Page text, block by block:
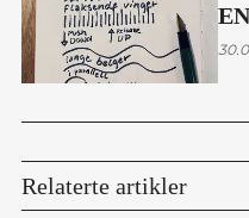
Relaterte artikler